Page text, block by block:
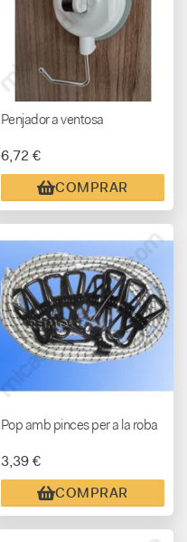
Penjador a ventosa
6,72 €
COMPRAR
Pop amb pinces per a la roba
3,39 €
COMPRAR